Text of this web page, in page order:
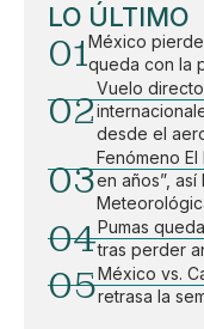
LO ÚLTIMO
01México
queda con la
02
Vuelo
desde el
03
Fenómeno
en años”,
04Pumas
tras perder
05México vs.
retrasa la